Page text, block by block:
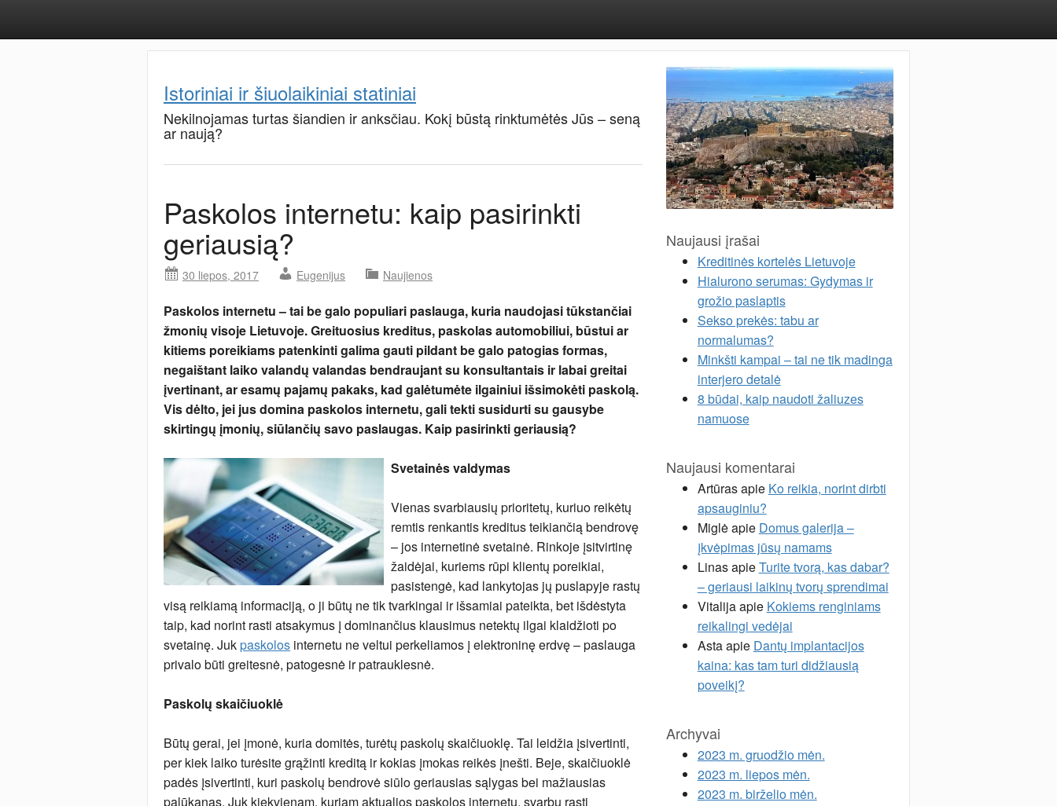
Istoriniai ir šiuolaikiniai statiniai
Nekilnojamas turtas šiandien ir anksčiau. Kokį būstą rinktumėtės Jūs – seną
ar naują?
Paskolos internetu: kaip pasirinkti
geriausią?
30 liepos, 2017 Eugenijus Naujienos
Paskolos internetu – tai be galo populiari paslauga, kuria naudojasi tūkstančiai
žmonių visoje Lietuvoje. Greituosius kreditus, paskolas automobiliui, būstui ar
kitiems poreikiams patenkinti galima gauti pildant be galo patogias formas,
negaištant laiko valandų valandas bendraujant su konsultantais ir labai greitai
įvertinant, ar esamų pajamų pakaks, kad galėtumėte ilgainiui išsimokėti paskolą.
Vis dėlto, jei jus domina paskolos internetu, gali tekti susidurti su gausybe
skirtingų įmonių, siūlančių savo paslaugas. Kaip pasirinkti geriausią?
Svetainės valdymas
Vienas svarbiausių prioritetų, kuriuo reikėtų
remtis renkantis kreditus teikiančią bendrovę
– jos internetinė svetainė. Rinkoje įsitvirtinę
žaidėjai, kuriems rūpi klientų poreikiai,
pasistengė, kad lankytojas jų puslapyje rastų
visą reikiamą informaciją, o ji būtų ne tik tvarkingai ir išsamiai pateikta, bet išdėstyta
taip, kad norint rasti atsakymus į dominančius klausimus netektų ilgai klaidžioti po
svetainę. Jukpaskolos internetu ne veltui perkeliamos į elektroninę erdvę – paslauga
privalo būti greitesnė, patogesnė ir patrauklesnė.
Paskolų skaičiuoklė
Būtų gerai, jei įmonė, kuria domitės, turėtų paskolų skaičiuoklę. Tai leidžia įsivertinti,
per kiek laiko turėsite grąžinti kreditą ir kokias įmokas reikės įnešti. Beje, skaičiuoklė
padės įsivertinti, kuri paskolų bendrovė siūlo geriausias sąlygas bei mažiausias
palūkanas. Juk kiekvienam, kuriam aktualios paskolos internetu, svarbu rasti
Naujausi įrašai
Kreditinės kortelės Lietuvoje
Hialurono serumas: Gydymas ir
grožio paslaptis
Sekso prekės: tabu ar
normalumas?
Minkšti kampai – tai ne tik madinga
interjero detalė
8 būdai, kaip naudoti žaliuzes
namuose
Naujausi komentarai
Artūrasapie Ko reikia, norint dirbti
apsauginiu?
Miglėapie Domus galerija –
įkvėpimas jūsų namams
LinasapieTurite tvorą, kas dabar?
– geriausi laikinų tvorų sprendimai
Vitalijaapie Kokiems renginiams
reikalingi vedėjai
Astaapie Dantų implantacijos
kaina: kas tam turi didžiausią
poveikį?
Archyvai
2023 m. gruodžio mėn.
2023 m. liepos mėn.
2023 m. birželio mėn.